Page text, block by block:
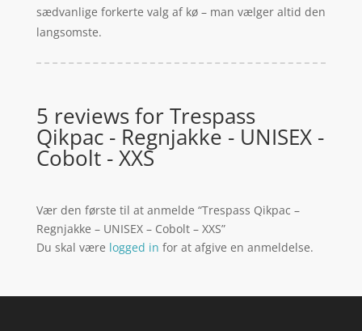
sædvanlige forkerte valg af kø – man vælger altid den
langsomste.
5 reviews forTrespass
Qikpac - Regnjakke - UNISEX -
Cobolt - XXS
Vær den første til at anmelde “Trespass Qikpac –
Regnjakke – UNISEX – Cobolt – XXS”
Du skal være logged in for at afgive en anmeldelse.